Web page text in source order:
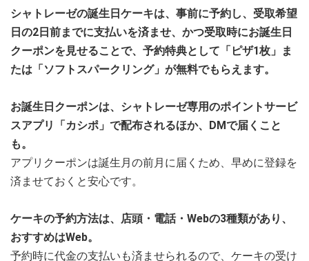
シャトレーゼの誕生日ケーキは、事前に予約し、受取希望
日の2日前までに支払いを済ませ、かつ受取時にお誕生日
クーポンを見せることで、予約特典として「ピザ1枚」ま
たは「ソフトスパークリング」が無料でもらえます。
お誕生日クーポンは、シャトレーゼ専用のポイントサービ
スアプリ「カシポ」で配布されるほか、DMで届くこと
も。
アプリクーポンは誕生月の前月に届くため、早めに登録を
済ませておくと安心です。
ケーキの予約方法は、店頭・電話・Webの3種類があり、
おすすめはWeb。
予約時に代金の支払いも済ませられるので、ケーキの受け